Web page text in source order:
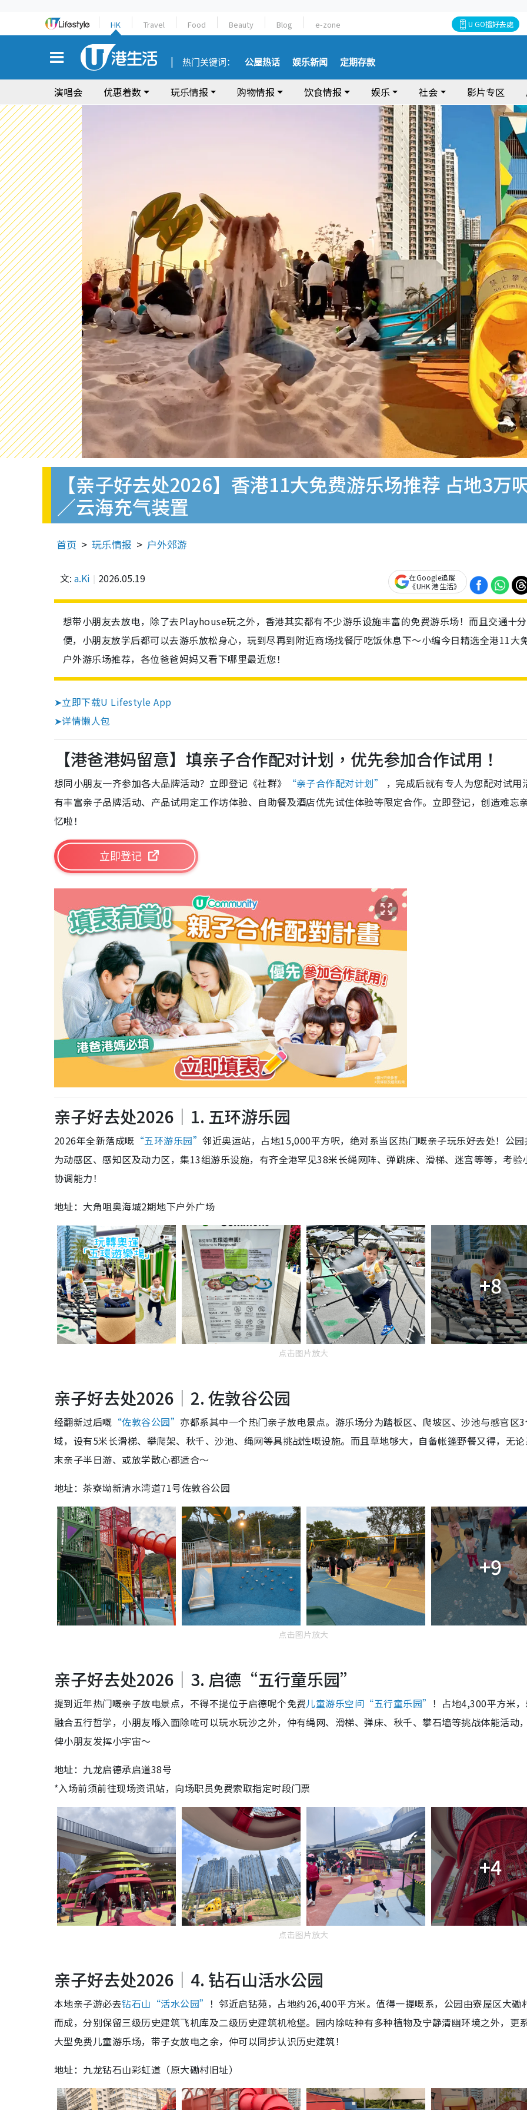
HK Travel Food Beauty Blog e-zone U GO搵好去處
热门关键词： 公屋热话 娱乐新闻 定期存款
演唱会 优惠着数 玩乐情报 购物情报 饮食情报 娱乐 社会 影片专区
【亲子好去处2026】香港11大免费游乐场推荐 占地3万
／云海充气装置
首页 玩乐情报 户外郊游
文: a.Ki 2026.05.19
在Google追蹤
《UHK 港生活》
想带小朋友去放电，除了去Playhouse玩之外，香港其实都有不少游乐设施丰富的免费游乐场！而且交通十
便，小朋友放学后都可以去游乐放松身心，玩到尽再到附近商场找餐厅吃饭休息下～小编今日精选全港11大
户外游乐场推荐，各位爸爸妈妈又看下哪里最近您！
➤立即下载U Lifestyle App
➤详情懒人包
【港爸港妈留意】填亲子合作配对计划，优先参加合作试用！
想同小朋友一齐参加各大品牌活动？立即登记《社群》 “亲子合作配对计划”
，完成后就有专人为您配对试用
有丰富亲子品牌活动、产品试用定工作坊体验、自助餐及酒店优先试住体验等限定合作。立即登记，创造难忘
忆啦！
立即登记
亲子好去处2026｜1. 五环游乐园
2026年全新落成嘅 “五环游乐园”邻近奥运站，占地15,000平方呎，绝对系当区热门嘅亲子玩乐好去处！公园
为动感区、感知区及动力区，集13组游乐设施，有齐全港罕见38米长绳网阵、弹跳床、滑梯、迷宫等等，考验
协调能力！
地址：大角咀奥海城2期地下户外广场
+8
点击图片放大
亲子好去处2026｜2. 佐敦谷公园
经翻新过后嘅 “佐敦谷公园” 亦都系其中一个热门亲子放电景点。游乐场分为踏板区、爬坡区、沙池与感官区
域，设有5米长滑梯、攀爬架、秋千、沙池、绳网等具挑战性嘅设施。而且草地够大，自备帐篷野餐又得，无
末亲子半日游、或放学散心都适合～
地址：茶寮坳新清水湾道71号佐敦谷公园
+9
点击图片放大
亲子好去处2026｜3. 启德“五行童乐园”
提到近年热门嘅亲子放电景点，不得不提位于启德呢个免费儿童游乐空间“五行童乐园” ！占地4,300平方米
融合五行哲学，小朋友喺入面除咗可以玩水玩沙之外，仲有绳网、滑梯、弹床、秋千、攀石墙等挑战体能活动
俾小朋友发挥小宇宙～
地址：九龙启德承启道38号
*入场前须前往现场资讯站，向场职员免费索取指定时段门票
+4
点击图片放大
亲子好去处2026｜4. 钻石山活水公园
本地亲子游必去钻石山“活水公园” ！邻近启钻苑，占地约26,400平方米。值得一提嘅系，公园由寮屋区大磡
而成，分别保留三级历史建筑飞机库及二级历史建筑机枪堡。园内除咗种有多种植物及宁静清幽环境之外，更
大型免费儿童游乐场，带子女放电之余，仲可以同步认识历史建筑！
地址：九龙钻石山彩虹道（原大磡村旧址）